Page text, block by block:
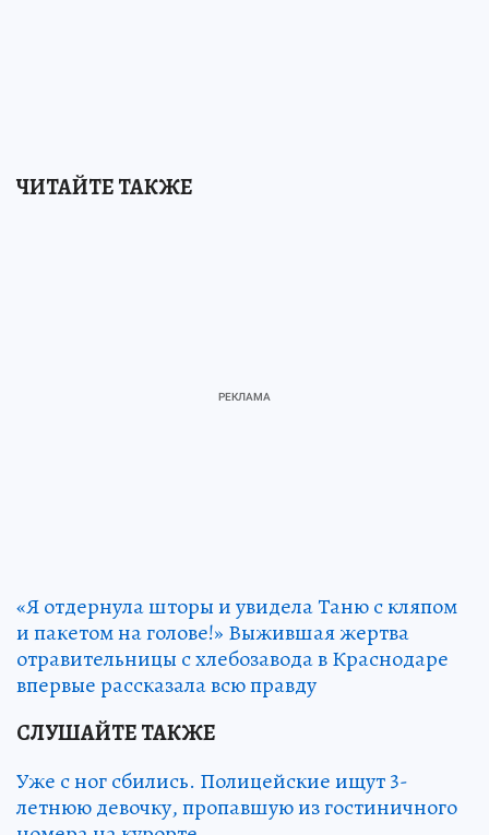
ЧИТАЙТЕ ТАКЖЕ
«Я отдернула шторы и увидела Таню с кляпом
и пакетом на голове!» Выжившая жертва
отравительницы с хлебозавода в Краснодаре
впервые рассказала всю правду
СЛУШАЙТЕ ТАКЖЕ
Уже с ног сбились. Полицейские ищут 3-
летнюю девочку, пропавшую из гостиничного